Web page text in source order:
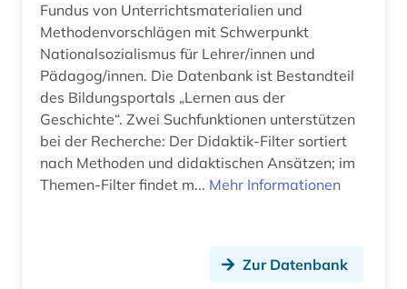
zeitzeuge (2)
zivilschutz (1)
zwangsarbeit (3)
zwangsarbeiter (1)
zweiter weltkrieg (7)
Fundus von Unterrichtsmaterialien und
Methodenvorschlägen mit Schwerpunkt
Nationalsozialismus für Lehrer/innen und
Pädagog/innen. Die Datenbank ist Bestandteil
des Bildungsportals „Lernen aus der
Geschichte“. Zwei Suchfunktionen unterstützen
bei der Recherche: Der Didaktik-Filter sortiert
nach Methoden und didaktischen Ansätzen; im
Themen-Filter findet m... Mehr Informationen
Zur Datenbank